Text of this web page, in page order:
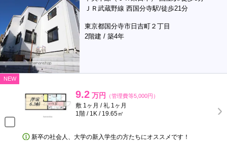
ＪＲ武蔵野線 西国分寺駅/徒歩21分
東京都国分寺市日吉町２丁目
2階建 / 築4年
NEW
9.2 万円 （管理費等5,000円）
敷 1ヶ月 / 礼 1ヶ月
1階 / 1K / 19.65㎡
新卒の社会人、大学の新入学生の方たちにオススメです！